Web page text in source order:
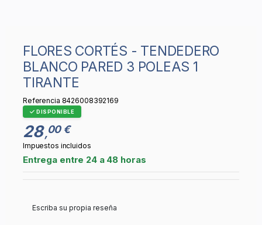
FLORES CORTÉS - TENDEDERO
BLANCO PARED 3 POLEAS 1
TIRANTE
Referencia 8426008392169
DISPONIBLE
28 ,00 €
Impuestos incluidos
Entrega entre 24 a 48 horas
Escriba su propia reseña